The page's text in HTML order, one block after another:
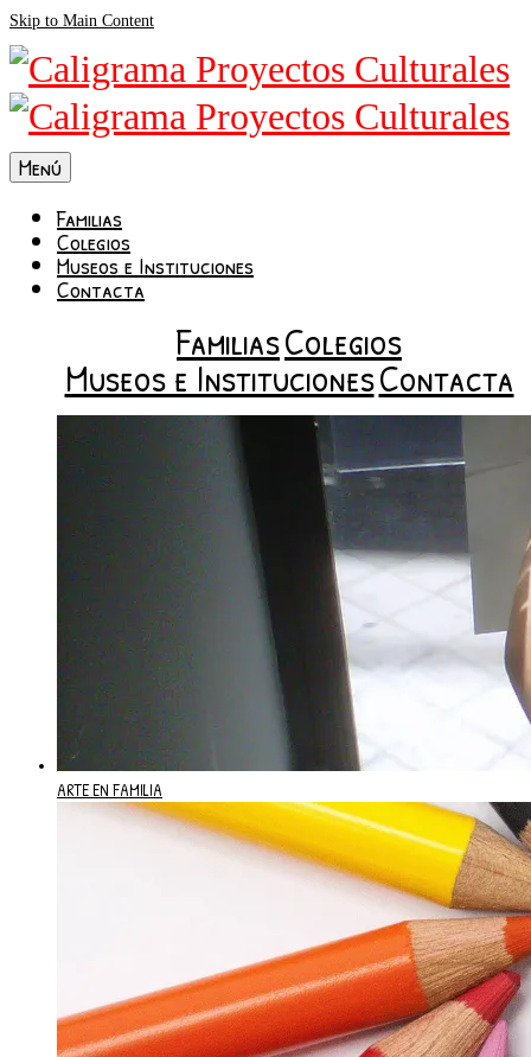
Skip to Main Content
Menú
Familias
Colegios
Museos e Instituciones
Contacta
FamiliasColegios
Museos e InstitucionesContacta
ARTE EN FAMILIA